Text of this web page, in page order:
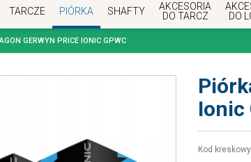
TARCZE PIÓRKA SHAFTY
AKCESORIA
DO TARCZ
DO
GERWYN PRICE IONIC GPWC
Ionic
Kod kreskowy